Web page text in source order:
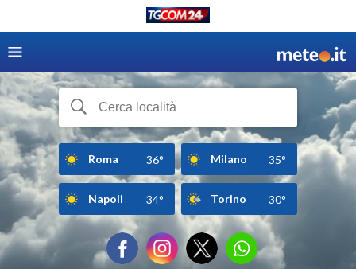
Roma 36° Milano 35°
Napoli 34° Torino 30°